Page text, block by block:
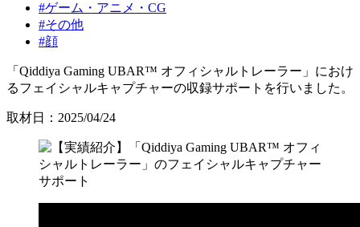
#ゲーム・アニメ・CG
#その他
#顔
「Qiddiya Gaming UBAR™ オフィシャルトレーラー」におけ
るフェイシャルキャプチャーの収録サポートを行いました。
取材日：2025/04/24